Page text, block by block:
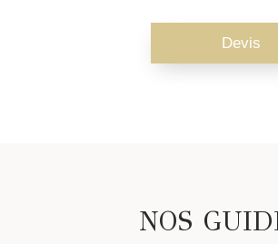
Devis
NOS